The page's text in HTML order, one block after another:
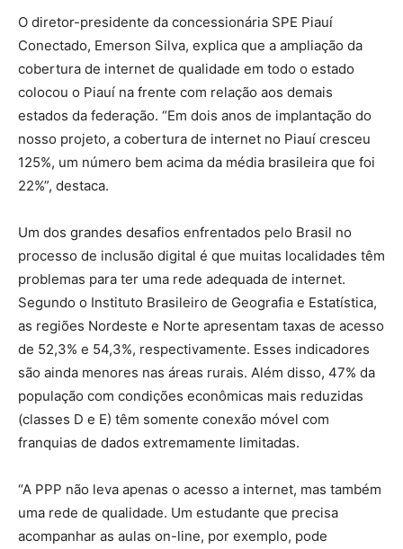
O diretor-presidente da concessionária SPE Piauí
Conectado, Emerson Silva, explica que a ampliação da
cobertura de internet de qualidade em todo o estado
colocou o Piauí na frente com relação aos demais
estados da federação. “Em dois anos de implantação do
nosso projeto, a cobertura de internet no Piauí cresceu
125%, um número bem acima da média brasileira que foi
22%”, destaca.
Um dos grandes desafios enfrentados pelo Brasil no
processo de inclusão digital é que muitas localidades têm
problemas para ter uma rede adequada de internet.
Segundo o Instituto Brasileiro de Geografia e Estatística,
as regiões Nordeste e Norte apresentam taxas de acesso
de 52,3% e 54,3%, respectivamente. Esses indicadores
são ainda menores nas áreas rurais. Além disso, 47% da
população com condições econômicas mais reduzidas
(classes D e E) têm somente conexão móvel com
franquias de dados extremamente limitadas.
“A PPP não leva apenas o acesso a internet, mas também
uma rede de qualidade. Um estudante que precisa
acompanhar as aulas on-line, por exemplo, pode